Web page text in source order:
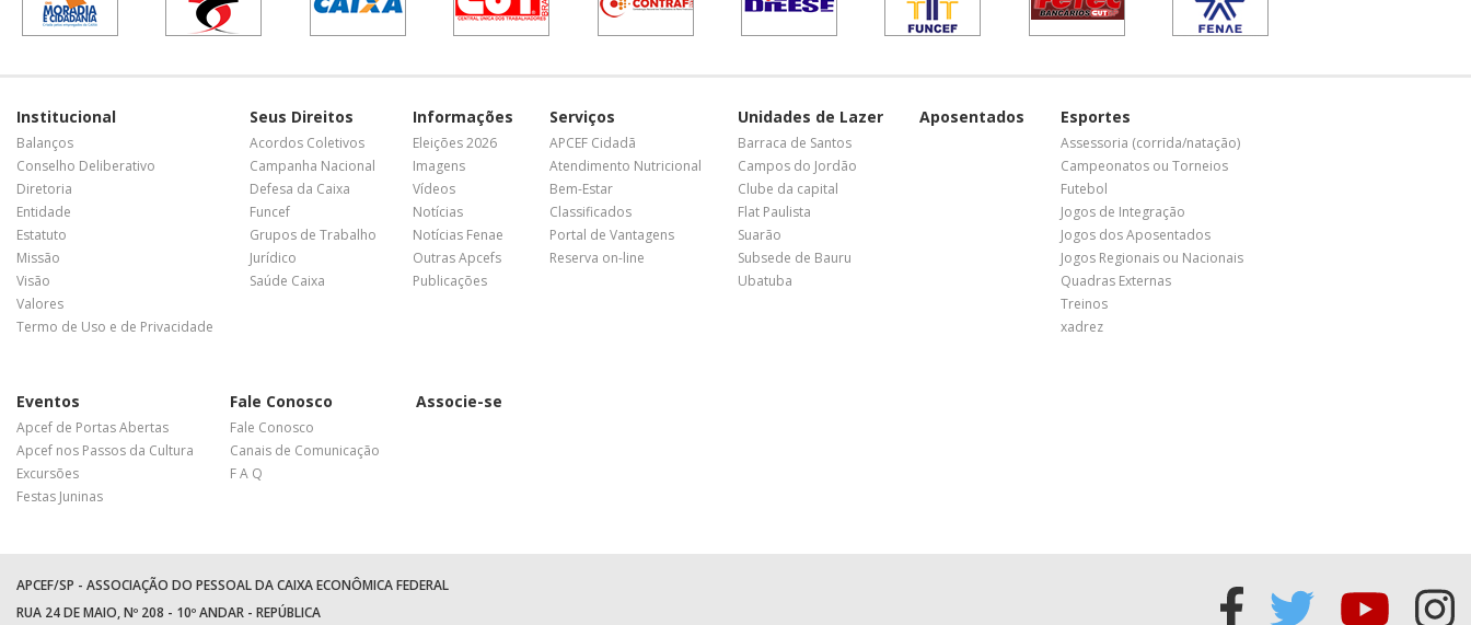
Institucional
Balanços
Conselho Deliberativo
Diretoria
Entidade
Estatuto
Missão
Visão
Valores
Termo de Uso e de Privacidade
Seus Direitos
Acordos Coletivos
Campanha Nacional
Defesa da Caixa
Funcef
Grupos de Trabalho
Jurídico
Saúde Caixa
Informações
Eleições 2026
Imagens
Vídeos
Notícias
Notícias Fenae
Outras Apcefs
Publicações
Serviços
APCEF Cidadã
Atendimento Nutricional
Bem-Estar
Classificados
Portal de Vantagens
Reserva on-line
Unidades de Lazer
Barraca de Santos
Campos do Jordão
Clube da capital
Flat Paulista
Suarão
Subsede de Bauru
Ubatuba
Aposentados Esportes
Assessoria (corrida/natação)
Campeonatos ou Torneios
Futebol
Jogos de Integração
Jogos dos Aposentados
Jogos Regionais ou Nacionais
Quadras Externas
Treinos
xadrez
Eventos
Apcef de Portas Abertas
Apcef nos Passos da Cultura
Excursões
Festas Juninas
Fale Conosco
Fale Conosco
Canais de Comunicação
F A Q
Associe-se
APCEF/SP - ASSOCIAÇÃO DO PESSOAL DA CAIXA ECONÔMICA FEDERAL
RUA 24 DE MAIO, Nº 208 - 10º ANDAR - REPÚBLICA
Acessar
Acessar